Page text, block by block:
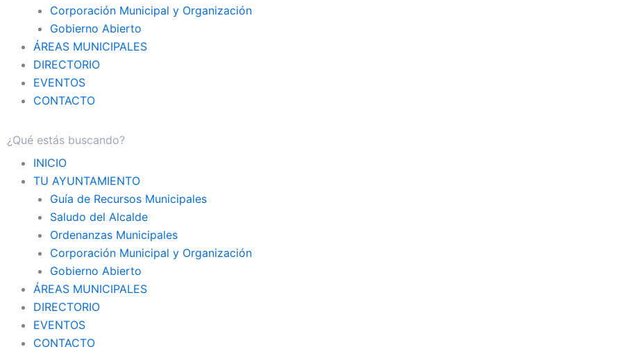
Corporación Municipal y Organización
Gobierno Abierto
ÁREAS MUNICIPALES
DIRECTORIO
EVENTOS
CONTACTO
INICIO
TU AYUNTAMIENTO
Guía de Recursos Municipales
Saludo del Alcalde
Ordenanzas Municipales
Corporación Municipal y Organización
Gobierno Abierto
ÁREAS MUNICIPALES
DIRECTORIO
EVENTOS
CONTACTO